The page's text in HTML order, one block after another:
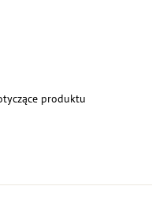
produktu